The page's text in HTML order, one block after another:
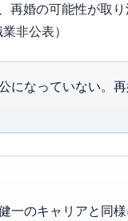
再婚の可能性が取
非公表）
になっていない。
一のキャリアと同